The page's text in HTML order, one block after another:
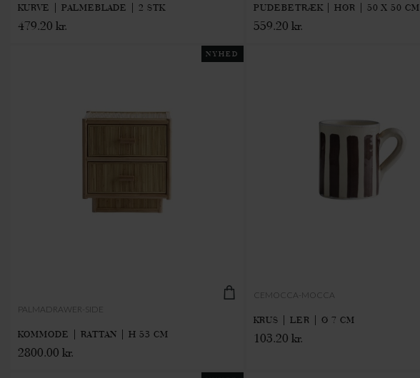
KURVE | PALMEBLADE | 2 STK
479.20 kr.
PUDEBETRÆK | HØR | 50 X 50 CM
559.20 kr.
NYHED
PALMADRAWER-SIDE
KOMMODE | RATTAN | H 53 CM
2800.00 kr.
CEMOCCA-MOCCA
KRUS | LER | Ø 7 CM
103.20 kr.